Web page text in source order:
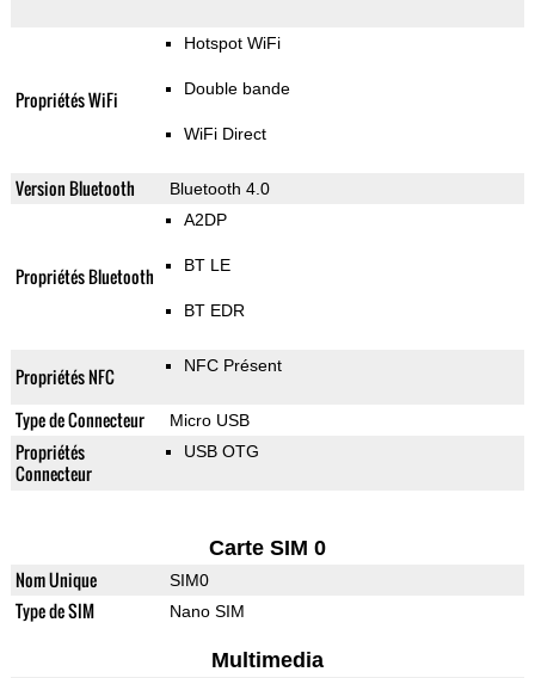
Propriétés WiFi
Hotspot WiFi
Double bande
WiFi Direct
Version Bluetooth Bluetooth 4.0
Propriétés Bluetooth
A2DP
BT LE
BT EDR
Propriétés NFC NFC Présent
Type de Connecteur Micro USB
Propriétés
Connecteur
USB OTG
Carte SIM 0
Nom Unique SIM0
Type de SIM Nano SIM
Multimedia